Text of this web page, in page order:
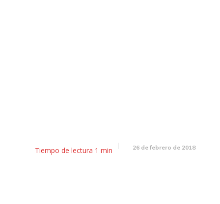
Tiempo de lectura 1 min 26 de febrero de 2018